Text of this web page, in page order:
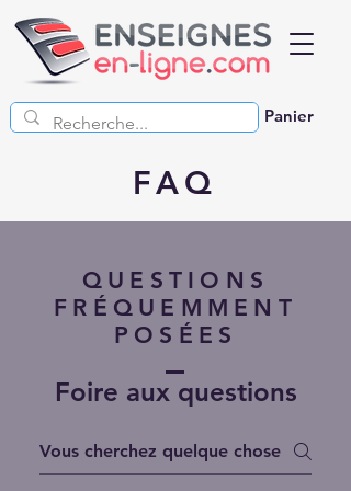
Panier
FAQ
QUESTIONS
FRÉQUEMMENT
POSÉES
Foire aux questions